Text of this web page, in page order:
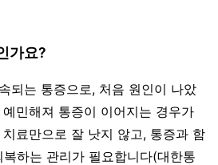
가요?
되는 통증으로, 처음 원인이 나았
예민해져 통증이 이어지는 경우가
료만으로 잘 낫지 않고, 통증과 함
하는 관리가 필요합니다(대한통